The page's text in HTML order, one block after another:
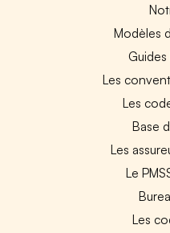
Modèles
Guides
Les
Les
Base
Les
Le
Les